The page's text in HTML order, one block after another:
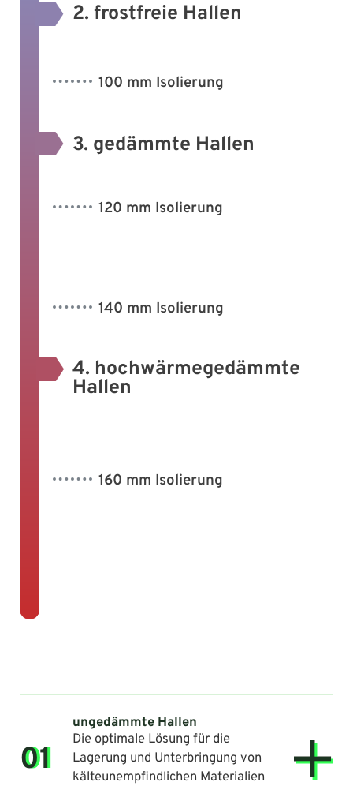
2. frostfreie Hallen
3. gedämmte Hallen
4. hochwärmegedämmte
Hallen
100 mm Isolierung
120 mm Isolierung
140 mm Isolierung
160 mm Isolierung
01
ungedämmte Hallen
Die optimale Lösung für die
Lagerung und Unterbringung von
kälteunempfindlichen Materialien